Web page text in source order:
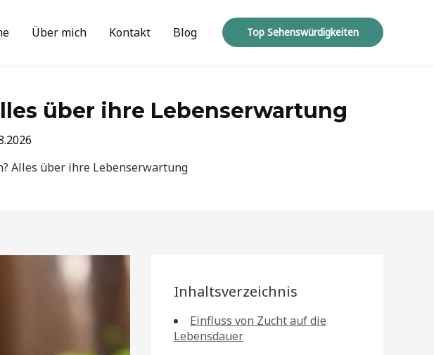
Über mich Kontakt Blog Top Sehenswürdigkeiten
über ihre Lebenserwartung
Alles über ihre Lebenserwartung
Inhaltsverzeichnis
Einfluss von Zucht auf die
Lebensdauer